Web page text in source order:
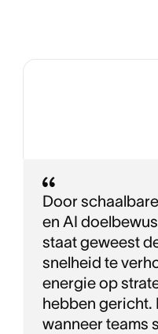
Door
en AI
staat geweest
snelheid te
energie op
hebben gericht.
wanneer teams